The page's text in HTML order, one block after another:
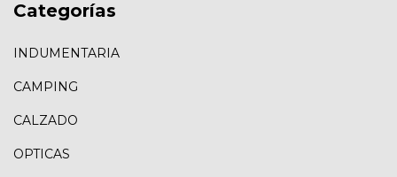
Categorías
INDUMENTARIA
CAMPING
CALZADO
OPTICAS